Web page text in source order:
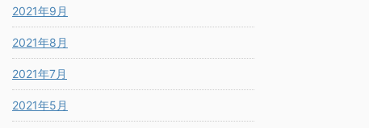
2021年9月
2021年8月
2021年7月
2021年5月